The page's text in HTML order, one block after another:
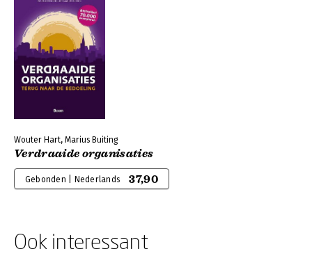
Wouter Hart, Marius Buiting
Verdraaide organisaties
Gebonden | Nederlands 37,90
Ook interessant